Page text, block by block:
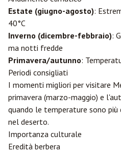
Estate (giugno-agosto):
40°C
Inverno (dicembre-febbraio):
ma notti fredde
Primavera/autunno:
Periodi consigliati
I momenti migliori per visitare
primavera (marzo-maggio) e
quando le temperature sono
nel deserto.
Importanza culturale
Eredità berbera